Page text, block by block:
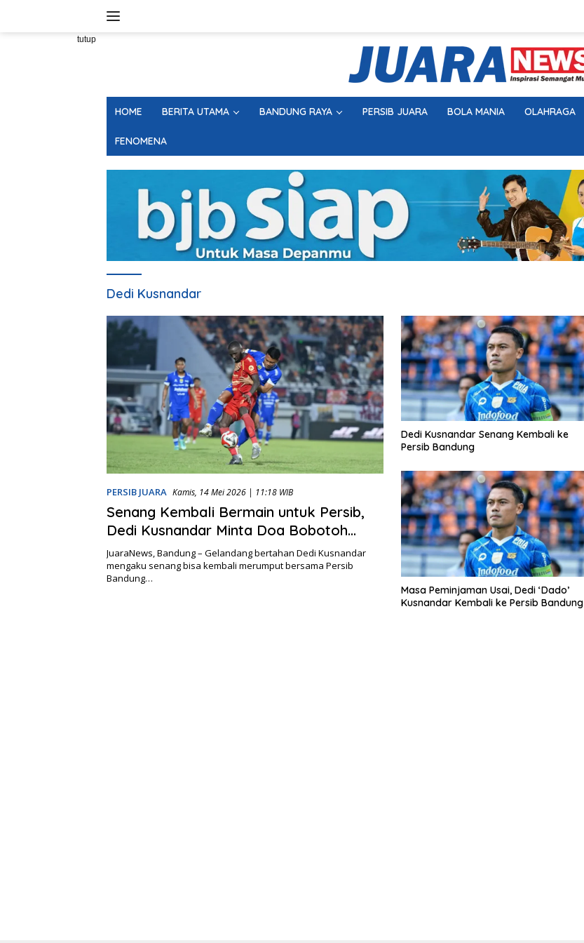
tutup
HOME BERITA UTAMA BANDUNG RAYA PERSIB JUARA BOLA MANIA OLAHRAGA
FENOMENA
Dedi Kusnandar
PERSIB JUARA Kamis, 14 Mei 2026 | 11:18 WIB
Senang Kembali Bermain untuk Persib,
Dedi Kusnandar Minta Doa Bobotoh
untuk Hadapi 2 Laga Final
JuaraNews, Bandung – Gelandang bertahan Dedi Kusnandar
mengaku senang bisa kembali merumput bersama Persib
Bandung…
Dedi Kusnandar Senang Kembali ke
Persib Bandung
Masa Peminjaman Usai, Dedi ‘Dado’
Kusnandar Kembali ke Persib Bandung